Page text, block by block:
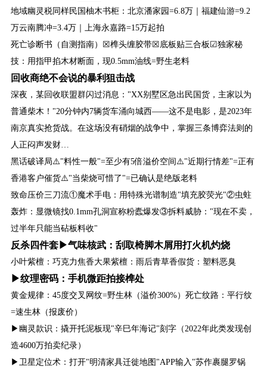
地域幽灵税同样民国柚木书柜：北京潘家园=6.8万｜福建仙游=9.2
万云南腾冲=3.4万｜上海永嘉路=15万起拍
死亡诊断书（自测指南）☒榫头缠胶带☒底板贴三合板☑独家秘
技：用指甲掐木材断面，现0.5mm油线=野生老料
回收商绝不会说的暴利狙击战
深夜，某回收联盟群闪过消息："XX别墅区急出民国货，主家以为
普通柴木！"20分钟内7辆货车涌向城西——这不是电影，是2023年
南京真实抢货战。在这场没有硝烟的战争中，掌握三条博弈法则的
人正闷声发财…
黑话破译局⚠️"料性一般"=至少有5倍溢价空间⚠️"近期行情差"=正有
香港客户催货⚠️"当柴烧可惜了"=已确认是绝版老料
致命压价三刀流①魔术手电：用特殊光谱制造"填充胶荧光"②虫蛀
轰炸：显微镜找0.1mm孔洞宣称粉蠹爆发③拆料威胁："现在不卖，
过半年只能当砧板料收"
反杀四件套▶气味核武：刮取椅脚木屑用打火机灼烧
小叶紫檀：巧克力焦香大果紫檀：雨后青草香假货：塑料恶臭
▶纹理密码：手机微距拍接榫处
黄金规律：45度交叉网纹=野生林（溢价300%）死亡纹路：平行纹
=速生林（报废价）
▶幽灵款识：撬开托泥板现"辛巳年海记"刻字（2022年此类发现创
造4600万拍卖纪录）
▶卫星定位术：打开"明清家具迁徙地图"APP输入"苏作裹腿罗锅